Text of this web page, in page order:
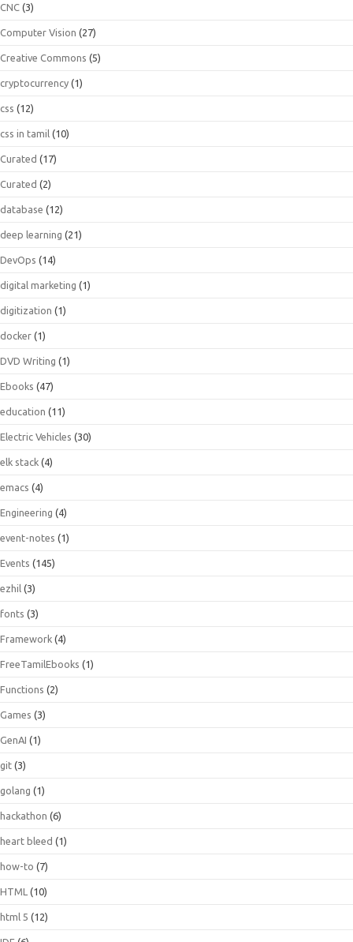
CNC (3)
Computer Vision (27)
Creative Commons (5)
cryptocurrency (1)
css (12)
css in tamil (10)
Curated (17)
Curated (2)
database (12)
deep learning (21)
DevOps (14)
digital marketing (1)
digitization (1)
docker (1)
DVD Writing (1)
Ebooks (47)
education (11)
Electric Vehicles (30)
elk stack (4)
emacs (4)
Engineering (4)
event-notes (1)
Events (145)
ezhil (3)
fonts (3)
Framework (4)
FreeTamilEbooks (1)
Functions (2)
Games (3)
GenAI (1)
git (3)
golang (1)
hackathon (6)
heart bleed (1)
how-to (7)
HTML (10)
html 5 (12)